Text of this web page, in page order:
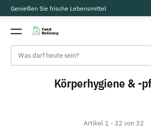
Genießen Sie frische Lebensmittel
Körperhygiene & -
Artikel 1 - 32 von 32